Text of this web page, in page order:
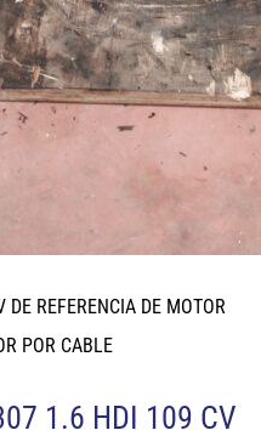
REFERENCIA DE MOTOR
POR CABLE
1.6 HDI 109 CV